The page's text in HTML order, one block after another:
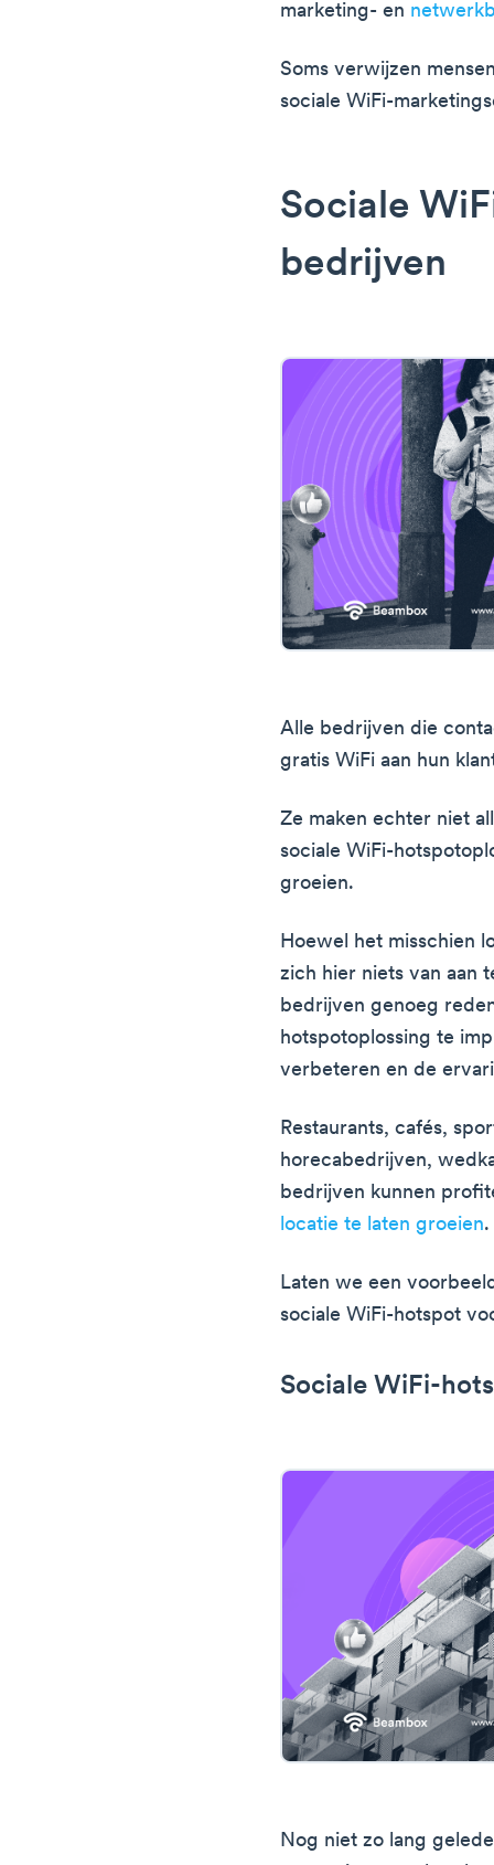
marketing- en
Soms verwijzen
sociale WiFi-
Sociale
bedrijven
Alle bedrijven die
gratis WiFi aan hun
Ze maken echter niet
sociale WiFi-
groeien.
Hoewel het misschien
zich hier niets van aan
bedrijven genoeg
hotspotoplossing te
verbeteren en de
Restaurants, cafés,
horecabedrijven,
bedrijven kunnen
locatie te laten groeien.
Laten we een
sociale WiFi-hotspot
Sociale WiFi-
Nog niet zo lang